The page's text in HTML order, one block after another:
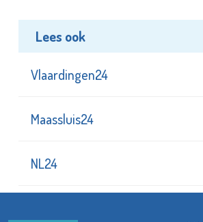
Lees ook
Vlaardingen24
Maassluis24
NL24